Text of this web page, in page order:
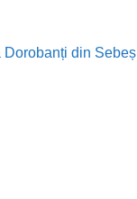
Dorobanți din Sebeș